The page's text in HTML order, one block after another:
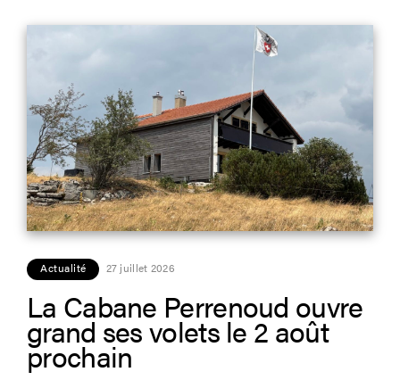
Actualité 27 juillet 2026
La Cabane Perrenoud ouvre
grand ses volets le 2 août
prochain